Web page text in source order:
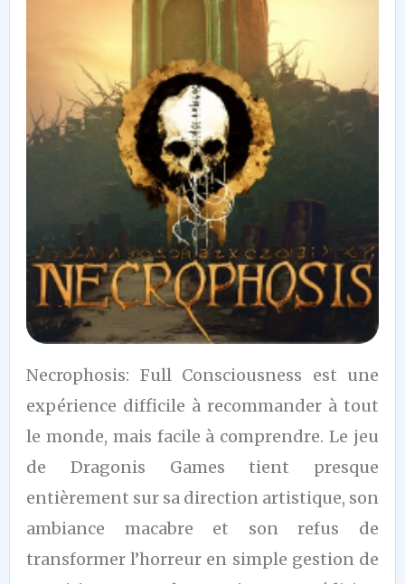
7
/10
Necrophosis: Full Consciousness est une
expérience difficile à recommander à tout
le monde, mais facile à comprendre. Le jeu
de Dragonis Games tient presque
entièrement sur sa direction artistique, son
ambiance macabre et son refus de
transformer l’horreur en simple gestion de